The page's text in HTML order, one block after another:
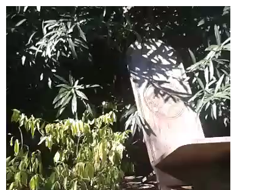
Lecteur
vidéo